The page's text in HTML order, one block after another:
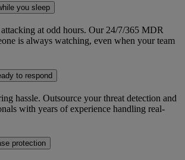
you sleep
at odd hours. Our 24/7/365 MDR
is always watching, even when your team
to respond
hassle. Outsource your threat detection and
with years of experience handling real-
protection